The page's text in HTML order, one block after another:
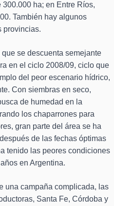
ha; en Entre Ríos,
También hay algunos
provincias.
se descuenta semejante
en el ciclo 2008/09, ciclo que
del peor escenario hídrico,
Con siembras en seco,
de humedad en la
los chaparrones para
gran parte del área se ha
de las fechas óptimas
tenido las peores condiciones
en Argentina.
una campaña complicada, las
Santa Fe, Córdoba y